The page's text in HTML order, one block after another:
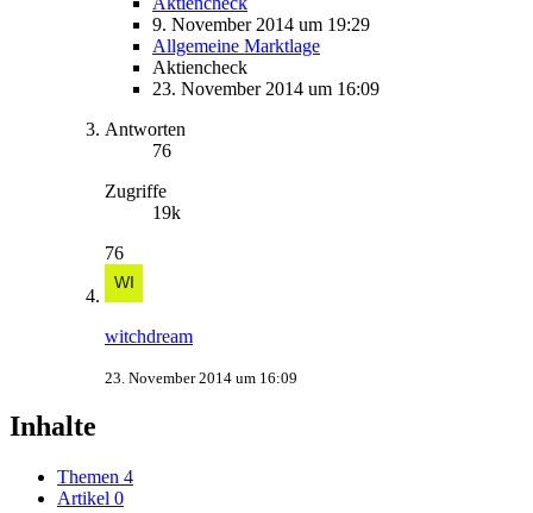
9. November 2014 um 19:29
Allgemeine Marktlage
Aktiencheck
23. November 2014 um 16:09
Antworten
76
Zugriffe
19k
76
witchdream
23. November 2014 um 16:09
Inhalte
Themen 4
Artikel 0